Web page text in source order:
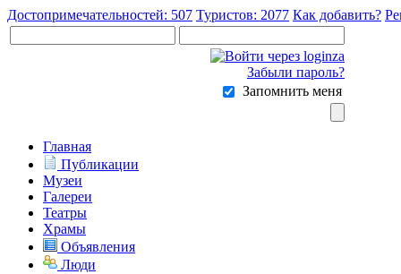
Достопримечательностей: 507 Туристов: 2077 Как добавить?
Забыли пароль?
Запомнить меня
Главная
Публикации
Музеи
Галереи
Театры
Храмы
Объявления
Люди